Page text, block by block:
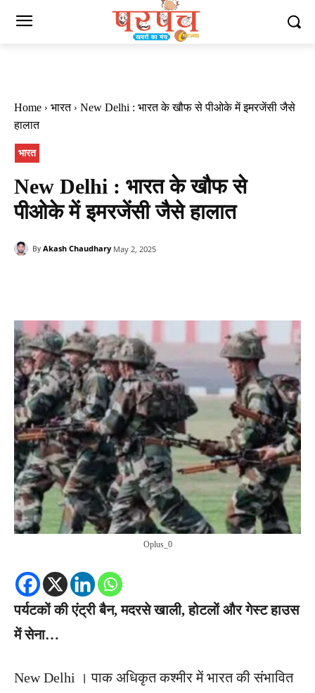
Home भारत
New Delhi : भारत के खौफ से पीओके में इमरजेंसी जैसे
हालात
भारत
New Delhi : भारत के खौफ से
पीओके में इमरजेंसी जैसे हालात
By Akash Chaudhary May 2, 2025
Oplus_0
पर्यटकों की एंट्री बैन, मदरसे खाली, होटलों और गेस्ट हाउस
में सेना…
New Delhi । पाक अधिकृत कश्मीर में भारत की संभावित